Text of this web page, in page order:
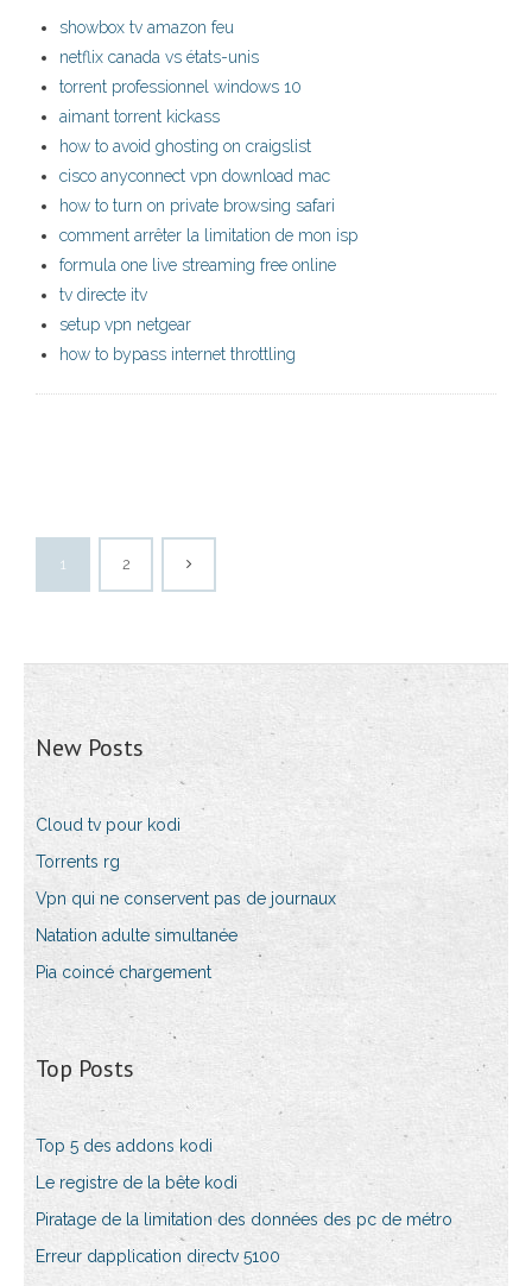
showbox tv amazon feu
netflix canada vs états-unis
torrent professionnel windows 10
aimant torrent kickass
how to avoid ghosting on craigslist
cisco anyconnect vpn download mac
how to turn on private browsing safari
comment arrêter la limitation de mon isp
formula one live streaming free online
tv directe itv
setup vpn netgear
how to bypass internet throttling
1 2
New Posts
Cloud tv pour kodi
Torrents rg
Vpn qui ne conservent pas de journaux
Natation adulte simultanée
Pia coincé chargement
Top Posts
Top 5 des addons kodi
Le registre de la bête kodi
Piratage de la limitation des données des pc de métro
Erreur dapplication directv 5100